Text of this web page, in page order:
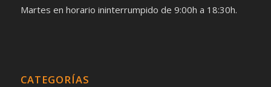
Martes en horario ininterrumpido de 9:00h a 18:30h.
CATEGORÍAS